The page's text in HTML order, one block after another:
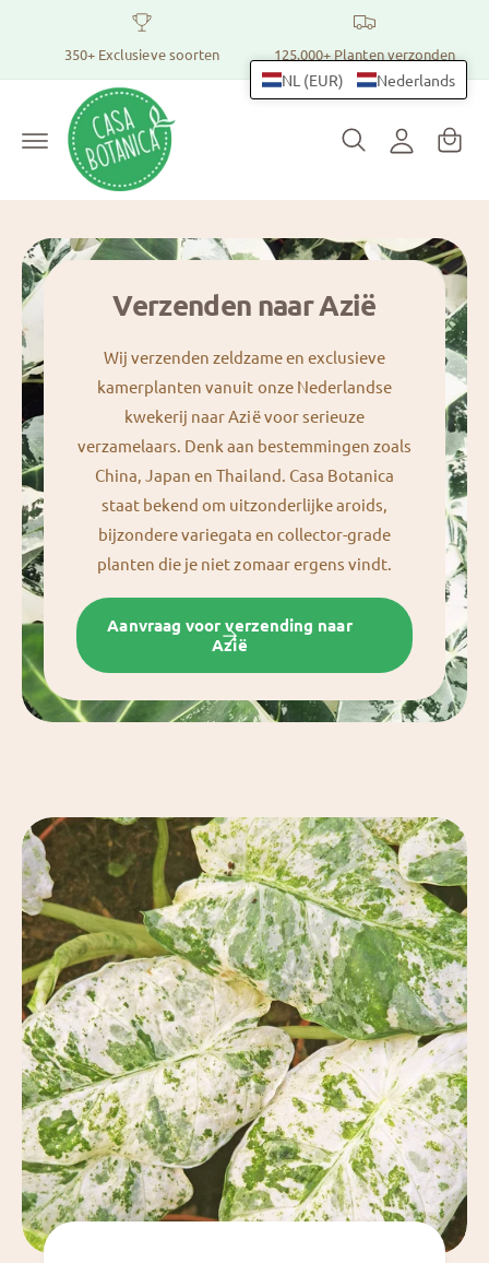
NL (EUR) Nederlands
c
t
e
350+ Exclusieve soorten 125.000+ Planten verzonden
n
l
o
g
a
n
m
n
e
Verzenden naar Azië
Wij verzenden zeldzame en exclusieve
kamerplanten vanuit onze Nederlandse
kwekerij naar Azië voor serieuze
verzamelaars. Denk aan bestemmingen zoals
China, Japan en Thailand. Casa Botanica
staat bekend om uitzonderlijke aroids,
bijzondere variegata en collector-grade
planten die je niet zomaar ergens vindt.
Aanvraag voor verzending naar
Azië